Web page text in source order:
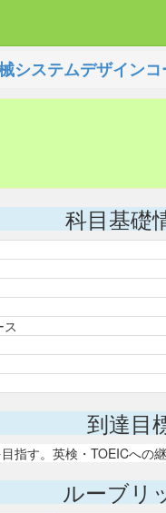
システムデザインコ
科目基礎
到達目
す。英検・TOEICへの継
ルーブリ